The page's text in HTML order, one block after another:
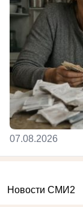
07.08.2026
Новости СМИ2